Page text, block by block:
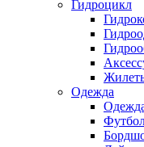
Гидроцикл
Одежда